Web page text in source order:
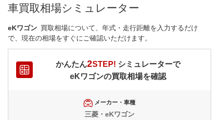
車買取相場シミュレーター
eKワゴン 買取相場について、年式・走行距離を入力するだけ
で、現在の相場をすぐにご確認いただけます。
かんたん2STEP! シミュレーターで
eKワゴンの買取相場を確認
メーカー・車種
三菱・eKワゴン